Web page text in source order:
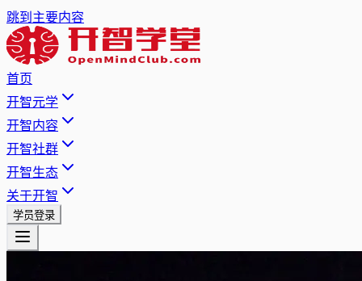
跳到主要内容
首页
开智元学
开智内容
开智社群
开智生态
关于开智
学员登录